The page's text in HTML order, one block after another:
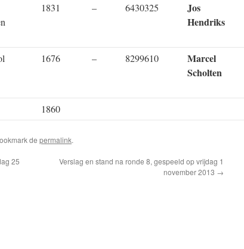
1831 – 6430325
Jos
Hendriks
1676 – 8299610
Marcel
Scholten
1860
de permalink.
25
Verslag en stand na ronde 8, gespeeld op vrijdag 1
november 2013 →